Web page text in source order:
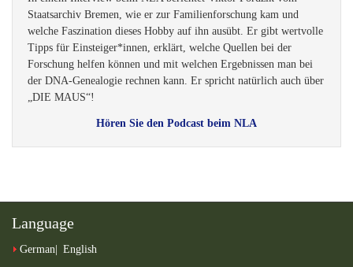
Staatsarchiv Bremen, wie er zur Familienforschung kam und
welche Faszination dieses Hobby auf ihn ausübt. Er gibt wertvolle
Tipps für Einsteiger*innen, erklärt, welche Quellen bei der
Forschung helfen können und mit welchen Ergebnissen man bei
der DNA-Genealogie rechnen kann. Er spricht natürlich auch über
„DIE MAUS“!
Hören Sie den Podcast beim NLA
Language
German English